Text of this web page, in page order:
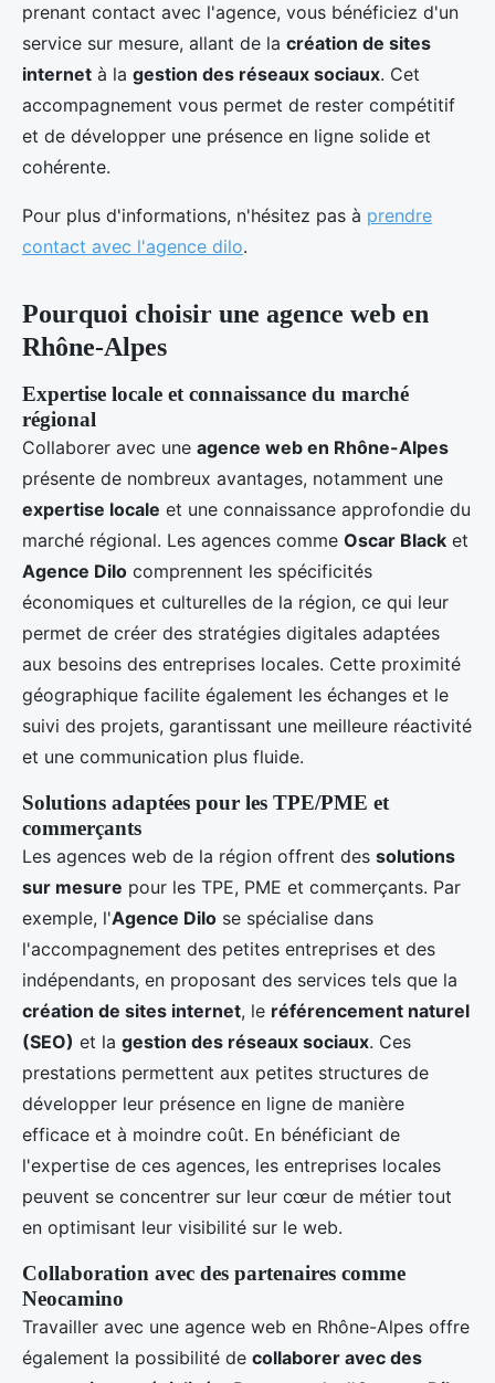
prenant contact avec l'agence, vous bénéficiez d'un
service sur mesure, allant de la création de sites
internet à la gestion des réseaux sociaux. Cet
accompagnement vous permet de rester compétitif
et de développer une présence en ligne solide et
cohérente.
Pour plus d'informations, n'hésitez pas à prendre
contact avec l'agence dilo.
Pourquoi choisir une agence web en
Rhône-Alpes
Expertise locale et connaissance du marché
régional
Collaborer avec une agence web en Rhône-Alpes
présente de nombreux avantages, notamment une
expertise locale et une connaissance approfondie du
marché régional. Les agences comme Oscar Black et
Agence Dilo comprennent les spécificités
économiques et culturelles de la région, ce qui leur
permet de créer des stratégies digitales adaptées
aux besoins des entreprises locales. Cette proximité
géographique facilite également les échanges et le
suivi des projets, garantissant une meilleure réactivité
et une communication plus fluide.
Solutions adaptées pour les TPE/PME et
commerçants
Les agences web de la région offrent des solutions
sur mesure pour les TPE, PME et commerçants. Par
exemple, l'Agence Dilo se spécialise dans
l'accompagnement des petites entreprises et des
indépendants, en proposant des services tels que la
création de sites internet, le référencement naturel
(SEO) et la gestion des réseaux sociaux. Ces
prestations permettent aux petites structures de
développer leur présence en ligne de manière
efficace et à moindre coût. En bénéficiant de
l'expertise de ces agences, les entreprises locales
peuvent se concentrer sur leur cœur de métier tout
en optimisant leur visibilité sur le web.
Collaboration avec des partenaires comme
Neocamino
Travailler avec une agence web en Rhône-Alpes offre
également la possibilité de collaborer avec des